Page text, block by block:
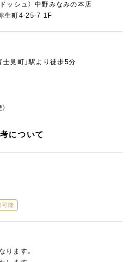
ッシュ） 中野みなみの本店
生町4-25-7 1F
見町」駅より徒歩5分
について
可能
ります。